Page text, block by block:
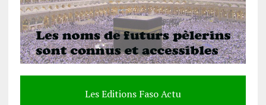
Les Editions Faso Actu